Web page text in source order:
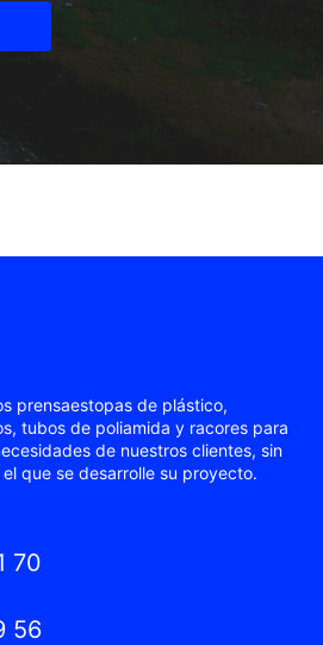
prensaestopas de plástico,
tubos de poliamida y racores para
de nuestros clientes, sin
que se desarrolle su proyecto.
70
56